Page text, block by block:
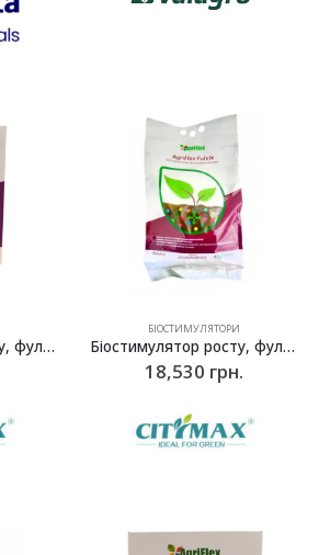
Біостимулятор росту, фульвокислоти Агрифлекс Фульвікс (Agriflex Fulvix) – 1 кг
БІОСТИМУЛЯТОРИ
Біостимулятор росту, фульвокислоти Агрифлекс Фульвікс (Agriflex Fulvix) – 25 кг
18,530 грн.